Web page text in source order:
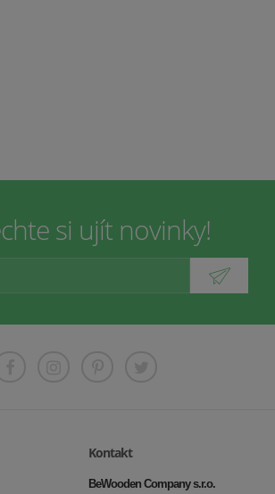
si ujít novinky!
Kontakt
BeWooden Company s.r.o.